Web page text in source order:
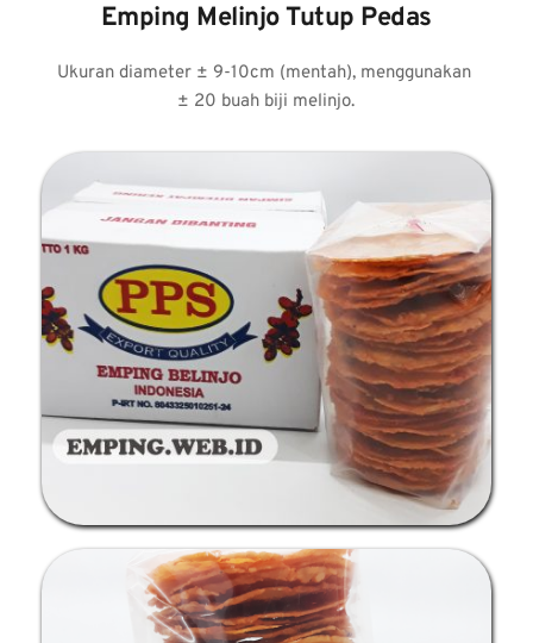
Emping Melinjo Tutup Pedas
Ukuran diameter ± 9-10cm (mentah), menggunakan
± 20 buah biji melinjo.